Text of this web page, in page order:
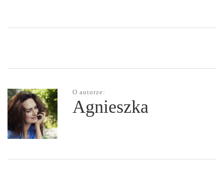
O autorze:
Agnieszka